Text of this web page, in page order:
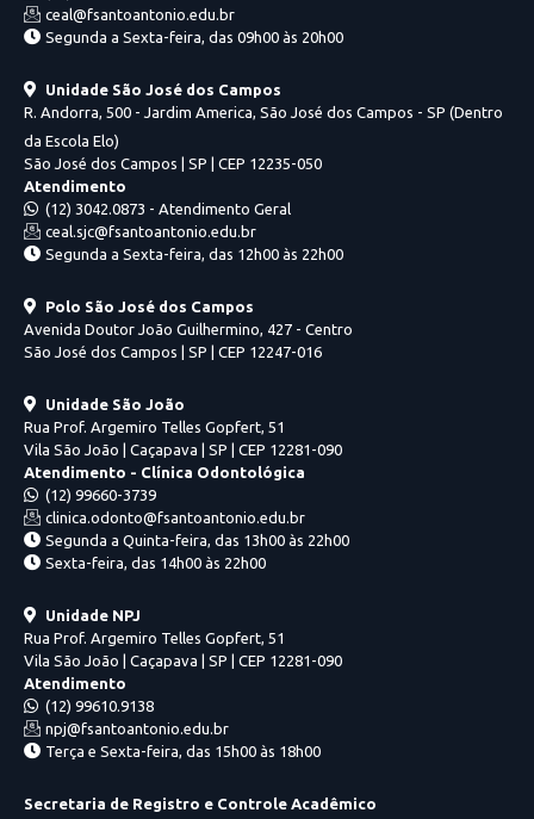
ceal@fsantoantonio.edu.br
Segunda a Sexta-feira, das 09h00 às 20h00
Unidade São José dos Campos
R. Andorra, 500 - Jardim America, São José dos Campos - SP (Dentro
da Escola Elo)
São José dos Campos | SP | CEP 12235-050
Atendimento
(12) 3042.0873 - Atendimento Geral
ceal.sjc@fsantoantonio.edu.br
Segunda a Sexta-feira, das 12h00 às 22h00
Polo São José dos Campos
Avenida Doutor João Guilhermino, 427 - Centro
São José dos Campos | SP | CEP 12247-016
Unidade São João
Rua Prof. Argemiro Telles Gopfert, 51
Vila São João | Caçapava | SP | CEP 12281-090
Atendimento - Clínica Odontológica
(12) 99660-3739
clinica.odonto@fsantoantonio.edu.br
Segunda a Quinta-feira, das 13h00 às 22h00
Sexta-feira, das 14h00 às 22h00
Unidade NPJ
Rua Prof. Argemiro Telles Gopfert, 51
Vila São João | Caçapava | SP | CEP 12281-090
Atendimento
(12) 99610.9138
npj@fsantoantonio.edu.br
Terça e Sexta-feira, das 15h00 às 18h00
Secretaria de Registro e Controle Acadêmico